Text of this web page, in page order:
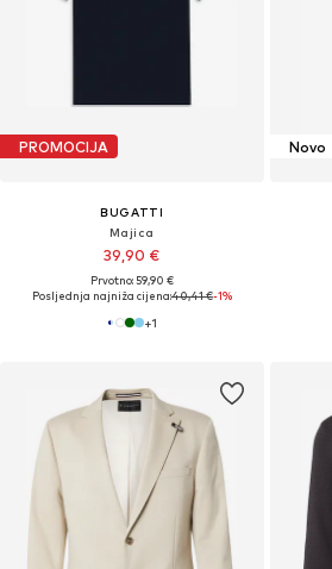
PROMOCIJA
BUGATTI
Majica
39,90 €
Prvotno: 59,90 €
Posljednja najniža cijena:40,41 €-1%
+1
Novo